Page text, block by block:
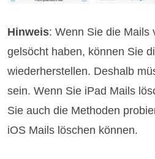
Hinweis: Wenn Sie die Mails
gelsöcht haben, können Sie
wiederherstellen. Deshalb
sein. Wenn Sie iPad Mails
Sie auch die Methoden
iOS Mails löschen können.